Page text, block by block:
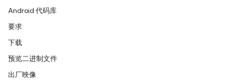
Android 代码库
要求
下载
预览二进制文件
出厂映像